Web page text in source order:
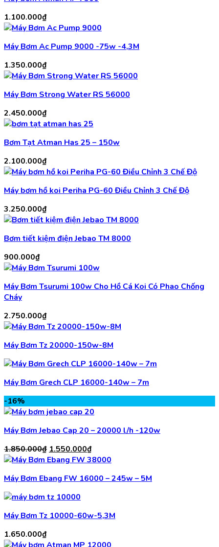
1.100.000₫
Máy Bơm Ac Pump 9000 -75w -4,3M
1.350.000₫
Máy Bơm Strong Water RS 56000
2.450.000₫
Bơm Tạt Atman Has 25 – 150w
2.100.000₫
Máy bơm hồ koi Periha PG-60 Điều Chỉnh 3 Chế Độ
3.250.000₫
Bơm tiết kiệm điện Jebao TM 8000
900.000₫
Máy Bơm Tsurumi 100w Cho Hồ Cá Koi Có Phao Chống
Cháy
2.750.000₫
Máy Bơm Tz 20000-150w-8M
Máy Bơm Grech CLP 16000-140w – 7m
-16%
Máy Bơm Jebao Cap 20 – 20000 l/h -120w
1.850.000₫ Giá
gốc
1.850.000₫.
1.550.000₫Giá
hiện
là:
Máy Bơm Ebang FW 16000 – 245w – 5M
Máy Bơm Tz 10000-60w-5,3M
1.650.000₫